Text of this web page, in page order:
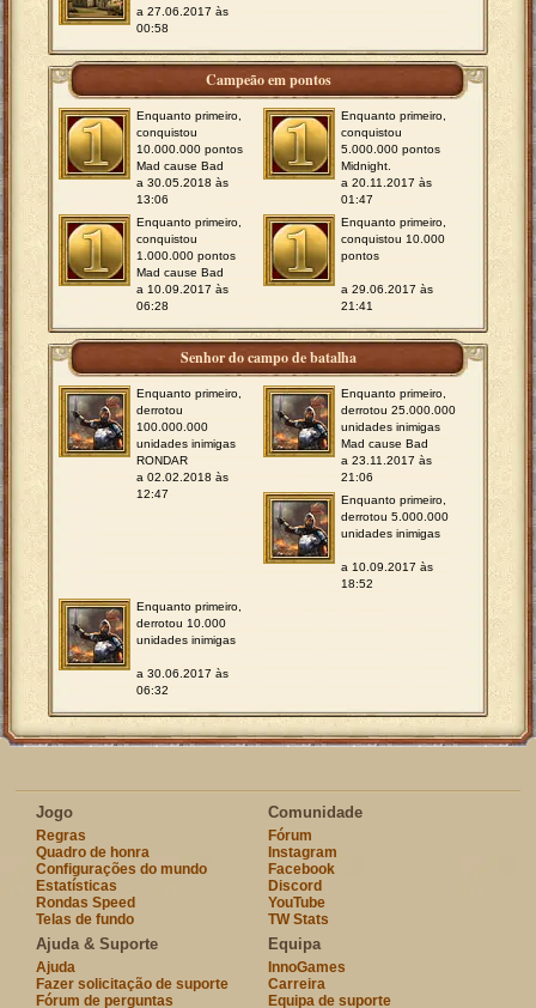
a 27.06.2017 às
00:58
Campeão em pontos
Enquanto primeiro,
conquistou
10.000.000 pontos
Mad cause Bad
a 30.05.2018 às
13:06
Enquanto primeiro,
conquistou
5.000.000 pontos
Midnight.
a 20.11.2017 às
01:47
Enquanto primeiro,
conquistou
1.000.000 pontos
Mad cause Bad
a 10.09.2017 às
06:28
Enquanto primeiro,
conquistou 10.000
pontos
a 29.06.2017 às
21:41
Senhor do campo de batalha
Enquanto primeiro,
derrotou
100.000.000
unidades inimigas
RONDAR
a 02.02.2018 às
12:47
Enquanto primeiro,
derrotou 25.000.000
unidades inimigas
Mad cause Bad
a 23.11.2017 às
21:06
Enquanto primeiro,
derrotou 5.000.000
unidades inimigas
a 10.09.2017 às
18:52
Enquanto primeiro,
derrotou 10.000
unidades inimigas
a 30.06.2017 às
06:32
Jogo
Regras
Quadro de honra
Configurações do mundo
Estatísticas
Rondas Speed
Telas de fundo
Comunidade
Fórum
Instagram
Facebook
Discord
YouTube
TW Stats
Ajuda & Suporte
Ajuda
Fazer solicitação de suporte
Fórum de perguntas
Equipa
InnoGames
Carreira
Equipa de suporte